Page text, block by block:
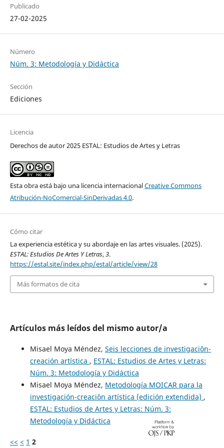
Publicado
27-02-2025
Número
Núm. 3: Metodología y Didáctica
Sección
Ediciones
Licencia
Derechos de autor 2025 ESTAL: Estudios de Artes y Letras
Esta obra está bajo una licencia internacionalCreative Commons
Atribución-NoComercial-SinDerivadas 4.0.
Cómo citar
La experiencia estética y su abordaje en las artes visuales. (2025).
ESTAL: Estudios De Artes Y Letras,3.
https://estal.site/index.php/estal/article/view/28
Más formatos de cita
Artículos más leídos del mismo autor/a
Misael Moya Méndez, Seis lecciones de investigaci´ón-
creación artística , ESTAL: Estudios de Artes y Letras:
Núm. 3: Metodología y Didáctica
Misael Moya Méndez, Metodología MOICAR para la
investigación-creaci´´on artística (edición extendida) ,
ESTAL: Estudios de Artes y Letras: Núm. 3:
Metodología y Didáctica
<< < 1 2